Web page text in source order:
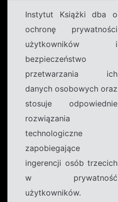
Instytut Książki dba o
ochronę prywatności
użytkowników i
bezpieczeństwo
przetwarzania ich
danych osobowych oraz
stosuje odpowiednie
rozwiązania
technologiczne
zapobiegające
ingerencji osób trzecich
w prywatność
użytkowników.